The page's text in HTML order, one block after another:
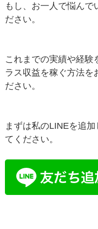
もし、お一人で悩んで
ださい。
これまでの実績や経験
ラス収益を稼ぐ方法を
ださい。
まずは私のLINEを追
てください。